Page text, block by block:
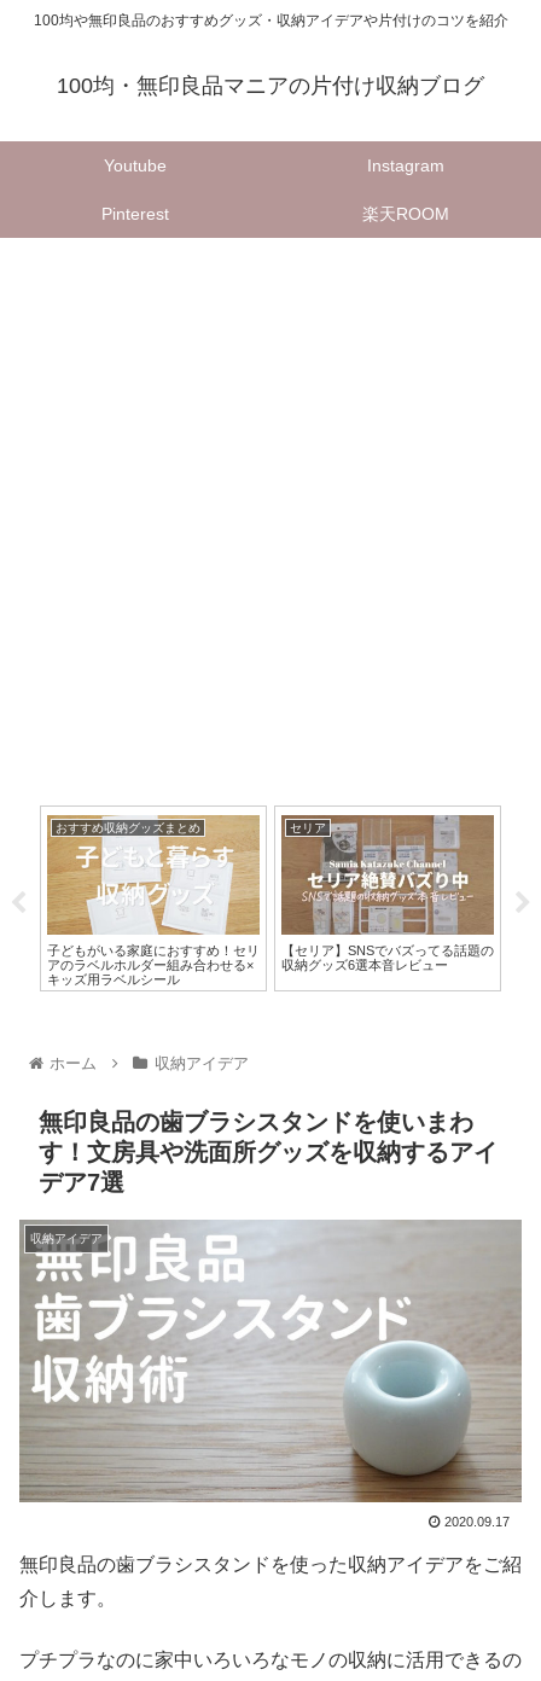
100均や無印良品のおすすめグッズ・収納アイデアや片付けのコツを紹介
100均・無印良品マニアの片付け収納ブログ
Youtube Instagram
Pinterest 楽天ROOM
おすすめ収納グッズまとめ
子どもがいる家庭におすすめ！セリ
アのラベルホルダー組み合わせる×
キッズ用ラベルシール
セリア
【セリア】SNSでバズってる話題の
収納グッズ6選本音レビュー
ホーム 収納アイデア
無印良品の歯ブラシスタンドを使いまわ
す！文房具や洗面所グッズを収納するアイ
デア7選
収納アイデア
2020.09.17
無印良品の歯ブラシスタンドを使った収納アイデアをご紹
介します。
プチプラなのに家中いろいろなモノの収納に活用できるの